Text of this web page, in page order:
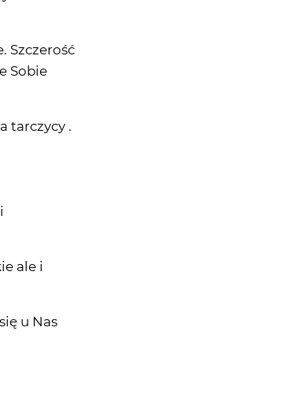
Szczerość
Sobie
tarczycy .
ale i
u Nas